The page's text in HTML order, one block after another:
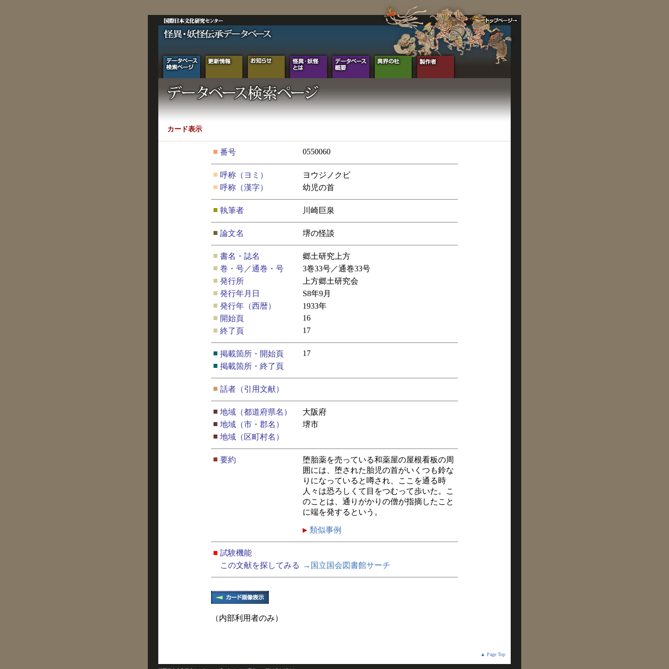
カード表示
■ 番号 0550060
■ 呼称（ヨミ）
ヨウジノクビ
■ 呼称（漢字） 幼児の首
■ 執筆者 川崎巨泉
■ 論文名 堺の怪談
■ 書名・誌名
郷土研究上方
■ 巻・号／通巻・号
3巻33号／通巻33号
■ 発行所
上方郷土研究会
■ 発行年月日
S8年9月
■ 発行年（西暦）
1933年
■ 開始頁
16
■ 終了頁 17
■ 掲載箇所・開始頁
17
■ 掲載箇所・終了頁
■ 話者（引用文献）
■ 地域（都道府県名）
大阪府
■ 地域（市・郡名）
堺市
■ 地域（区町村名）
■ 要約
堕胎薬を売っている和薬屋の屋根看板の周
囲には、堕された胎児の首がいくつも鈴な
りになっていると噂され、ここを通る時
人々は恐ろしくて目をつむって歩いた。こ
のことは、通りがかりの僧が指摘したこと
に端を発するという。
類似事例
■ 試験機能
この文献を探してみる
→国立国会図書館サーチ
（内部利用者のみ）
▲ Page Top